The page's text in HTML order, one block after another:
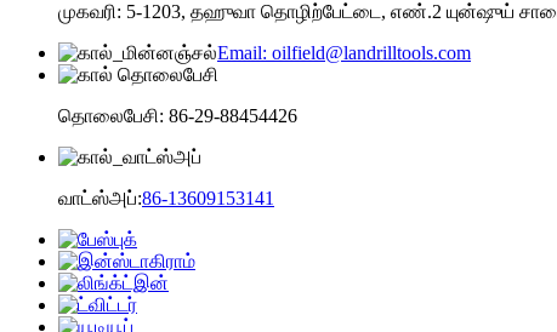
முகவரி: 5-1203, தஹுவா தொழிற்பேட்டை, எண்.2 யுன்ஷுய்
Email: oilfield@landrilltools.com
தொலைபேசி: 86-29-88454426
வாட்ஸ்அப்:86-13609153141